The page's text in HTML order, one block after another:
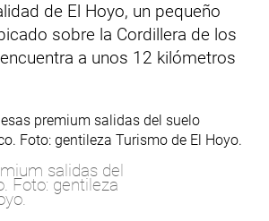
de El Hoyo, un pequeño
sobre la Cordillera de los
a unos 12 kilómetros
salidas del
Foto: gentileza